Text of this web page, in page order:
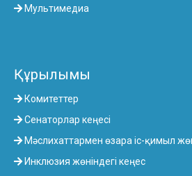
Мультимедиа
Құрылымы
Комитеттер
Сенаторлар кеңесі
Мәслихаттармен өзара іс-қимыл
Инклюзия жөніндегі кеңес